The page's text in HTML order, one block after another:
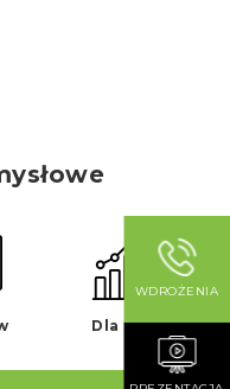
Dla kogo
WDROŻENIA